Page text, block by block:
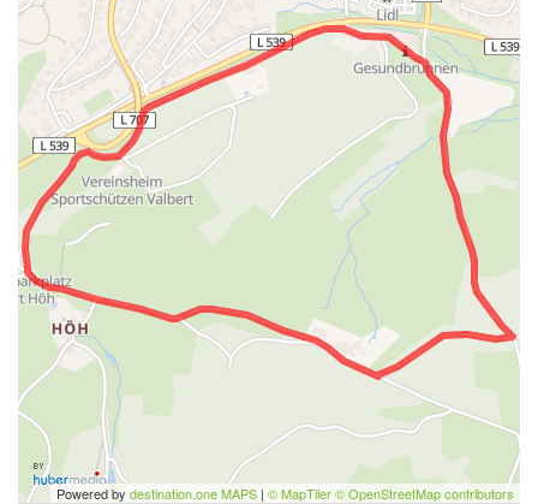
Powered by destination.one MAPS | © MapTiler © OpenStreetMap contributors